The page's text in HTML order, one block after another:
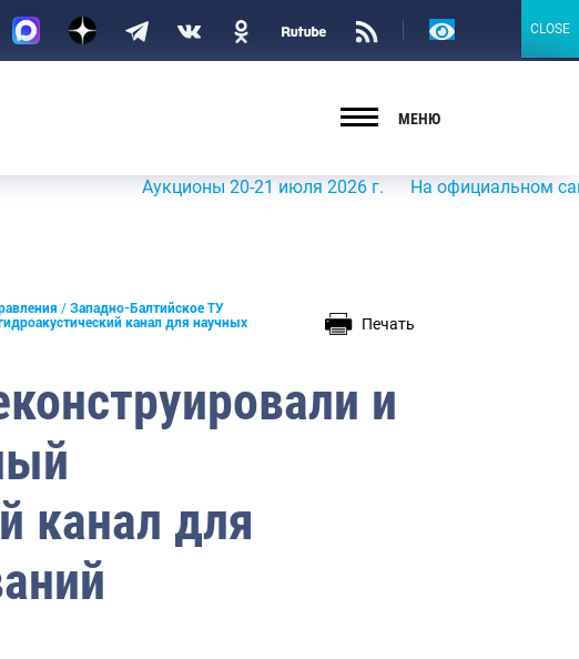
Версия
МЕНЮ
Аукционы 20-21 июля 2026 г. На официальном сайте
Западно-Балтийское ТУ
канал для научных
Печать
и
канал для
CLOSE
CLOSE